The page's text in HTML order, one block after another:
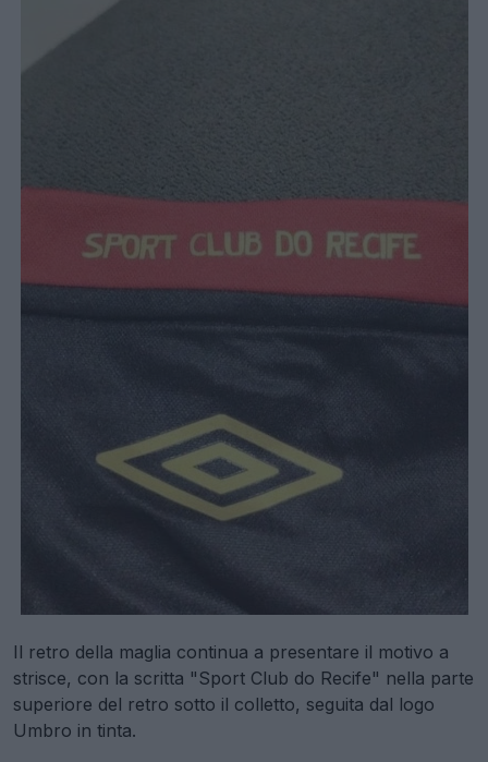
Il retro della maglia continua a presentare il motivo a
strisce, con la scritta "Sport Club do Recife" nella parte
superiore del retro sotto il colletto, seguita dal logo
Umbro in tinta.